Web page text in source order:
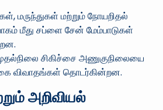
மருந்துகள் மற்றும் நோயறிதல்
மீது சப்ளை சேன் மேம்பாடுகள்
சிகிச்சை அணுகுநிலையை
விவாதங்கள் தொடர்கின்றன.
அறிவியல்